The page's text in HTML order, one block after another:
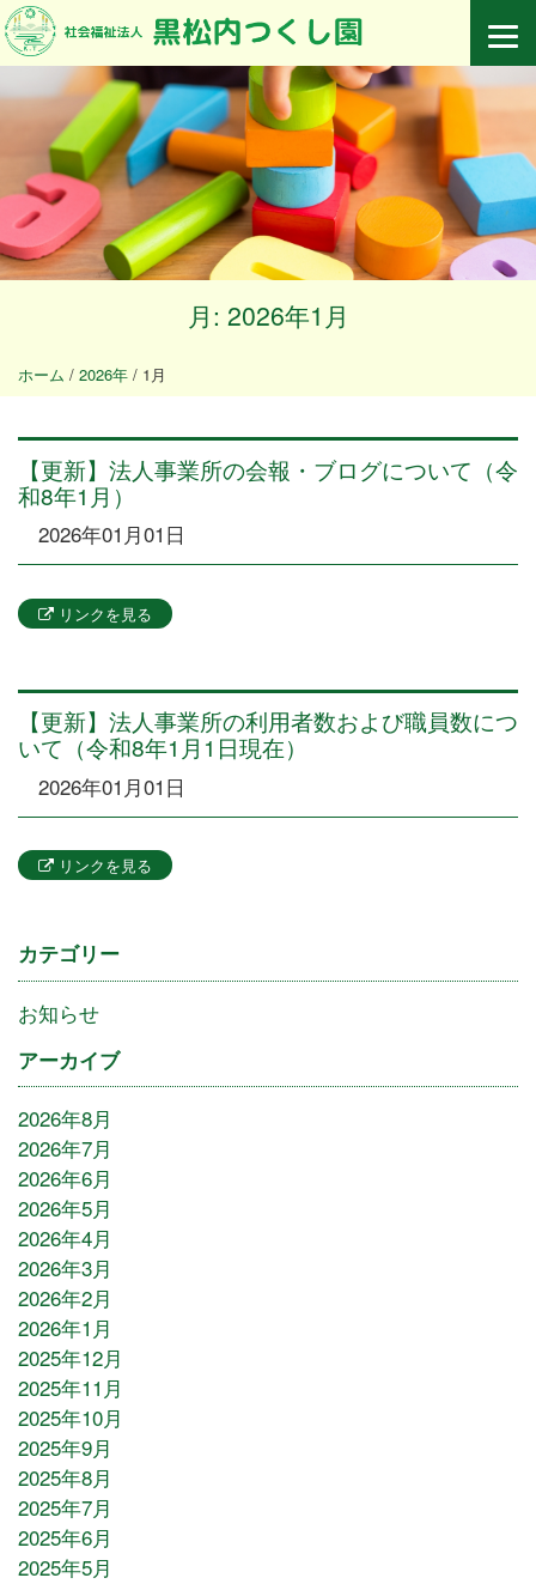
月: 2026年1月
ホーム / 2026年 / 1月
【更新】法人事業所の会報・ブログについて（令
和8年1月）
2026年01月01日
リンクを見る
【更新】法人事業所の利用者数および職員数につ
いて（令和8年1月1日現在）
2026年01月01日
リンクを見る
カテゴリー
お知らせ
アーカイブ
2026年8月
2026年7月
2026年6月
2026年5月
2026年4月
2026年3月
2026年2月
2026年1月
2025年12月
2025年11月
2025年10月
2025年9月
2025年8月
2025年7月
2025年6月
2025年5月